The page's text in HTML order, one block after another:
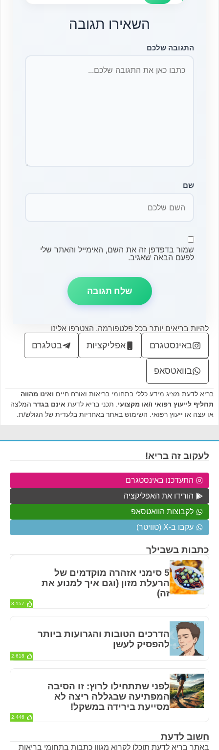
השאירו תגובה
התגובה שלכם
שם
שמור בדפדפן זה את השם, האימייל והאתר שלי
לפעם הבאה שאגיב.
להיות בריאים יותר בכל פלטפורמה, הצטרפו אלינו
באינסטגרם אפליקציות בטלגרם
בוואטסאפ
בריא לדעת מציג מידע כללי בתחומי בריאות ואורח חיים ואינו מהווה
תחליף לייעוץ רפואי ו/או מקצועי. תכני בריא לדעת אינם בגדר המלצה
או עצה או ייעוץ רפואי. השימוש באתר באחריות בלעדית של הגולש/ת.
חשוב לדעת
באתר בריא לדעת תוכלו לקרוא מגוון כתבות בתחומי בריאות
כתבות בשבילך
5 סימני אזהרה מוקדמים של
הרעלת מזון (וגם איך למנוע את
זה)
3,157
הדרכים הטובות והגרועות ביותר
להפסיק לעשן
2,618
לפני שתתחילו לרוץ: זו הסיבה
המפתיעה שבגללה ריצה לא
מסייעת בירידה במשקל!
2,446
לעקוב זה בריא!
התעדכנו באינסטגרם
הורידו את האפליקציה
לקבוצות הוואטסאפ
עקבו ב-X (טוויטר)